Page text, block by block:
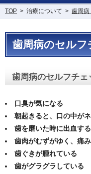
歯周病のセル
歯周病のセルフチェ
口臭が気になる
朝起きると、口の中が
歯を磨いた時に出血する
歯肉がむずがゆく、痛
歯ぐきが腫れている
歯がグラグラしている
TOP > 治療について > 歯周病